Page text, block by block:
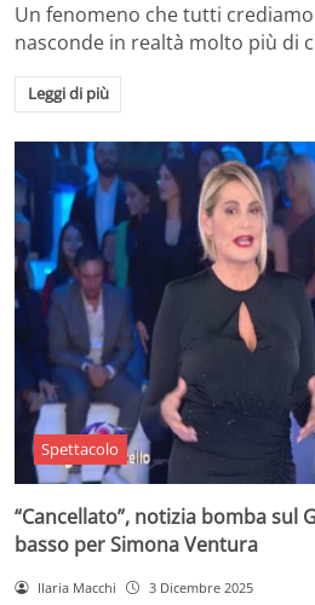
Un fenomeno che tutti
nasconde in realtà molto più di
Leggi di più
Spettacolo
“Cancellato”, notizia bomba sul
basso per Simona Ventura
Ilaria Macchi 3 Dicembre 2025